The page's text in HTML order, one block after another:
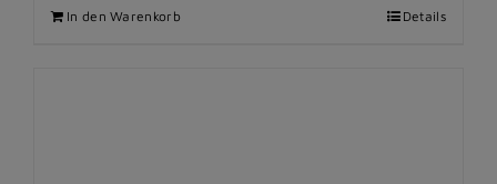
In den Warenkorb Details